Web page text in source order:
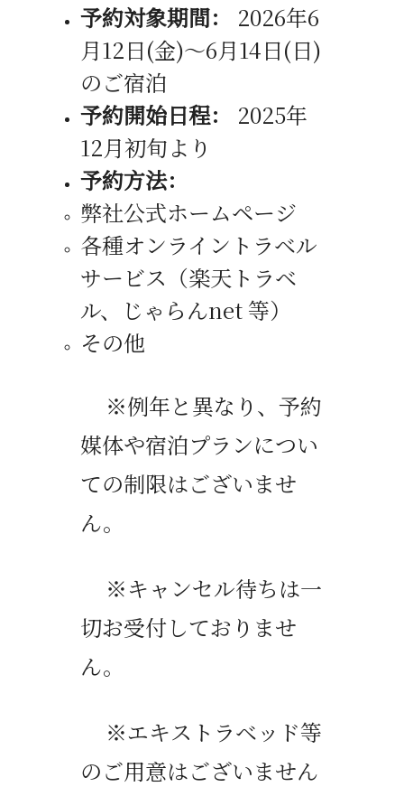
予約対象期間：
2026年6
月12日(金)～6月14日(日)
のご宿泊
予約開始日程：
2025年
12月初旬より
予約方法：
弊社公式ホームページ
各種オンライントラベル
サービス（楽天トラベ
ル、じゃらんnet 等）
その他
※例年と異なり、予約
媒体や宿泊プランについ
ての制限はございませ
ん。
※キャンセル待ちは一
切お受付しておりませ
ん。
※エキストラベッド等
のご用意はございません